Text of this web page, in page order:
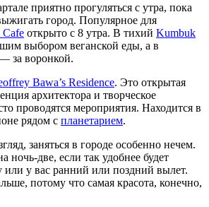
приятно прогуляться с утра, пока
город. Популярное для
Cafe открыто с 8 утра. В тихий Kumbuk
выбором веганской еды, а в
за воронкой.
Bawa’s Residence. Это открытая
архитектора и творческое
проводятся мероприятия. Находится в
рядом с планетарием.
заняться в городе особенно нечем.
ночь-две, если так удобнее будет
или у вас ранний или поздний вылет.
потому что самая красота, конечно,